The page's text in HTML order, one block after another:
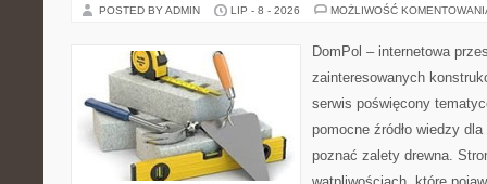
POSTED BY ADMIN LIP - 8 - 2026 MOŻLIWOŚĆ
DomPol – internetowa
zainteresowanych
serwis poświęcony
pomocne źródło wiedzy
poznać zalety drewna.